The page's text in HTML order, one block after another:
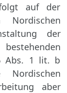
auf der
der
Abs. 1 lit. b
Nordischen
aber